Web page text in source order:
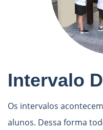
Intervalo
Os intervalos
alunos. Dessa forma